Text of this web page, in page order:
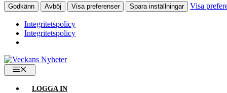
Godkänn Avböj Visa preferenser Spara inställningar Visa
Integritetspolicy
Integritetspolicy
Hoppa
till
innehåll
LOGGA IN